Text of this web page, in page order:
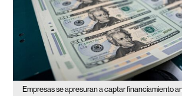
Empresas se apresuran a captar financiamiento